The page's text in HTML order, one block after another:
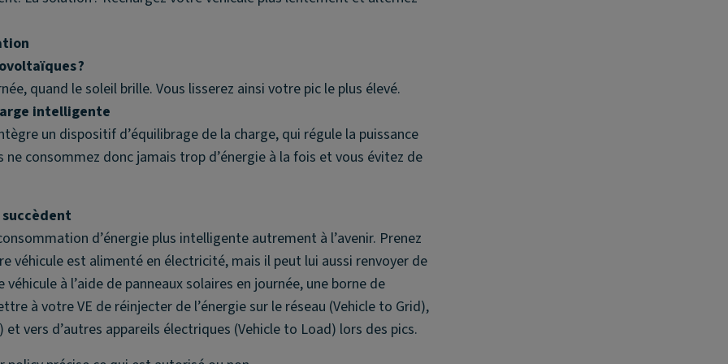
?
intelligente
un dispositif d’équilibrage de la charge, qui régule la puissance
consommez donc jamais trop d’énergie à la fois et vous évitez de
d’énergie plus intelligente autrement à l’avenir. Prenez
véhicule est alimenté en électricité, mais il peut lui aussi renvoyer de
à l’aide de panneaux solaires en journée, une borne de
à votre VE de réinjecter de l’énergie sur le réseau (Vehicle to Grid),
vers d’autres appareils électriques (Vehicle to Load) lors des pics.